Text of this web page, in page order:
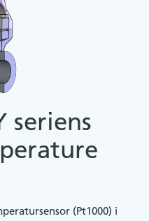
seriens
(Pt1000) i